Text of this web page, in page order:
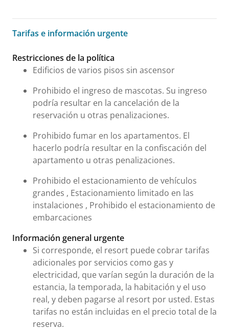
Tarifas e información urgente
Tarifas e información urgente
Restricciones de la política
Edificios de varios pisos sin ascensor
Prohibido el ingreso de mascotas. Su ingreso
podría resultar en la cancelación de la
reservación u otras penalizaciones.
Prohibido fumar en los apartamentos. El
hacerlo podría resultar en la confiscación del
apartamento u otras penalizaciones.
Prohibido el estacionamiento de vehículos
grandes , Estacionamiento limitado en las
instalaciones , Prohibido el estacionamiento de
embarcaciones
Información general urgente
Si corresponde, el resort puede cobrar tarifas
adicionales por servicios como gas y
electricidad, que varían según la duración de la
estancia, la temporada, la habitación y el uso
real, y deben pagarse al resort por usted. Estas
tarifas no están incluidas en el precio total de la
reserva.